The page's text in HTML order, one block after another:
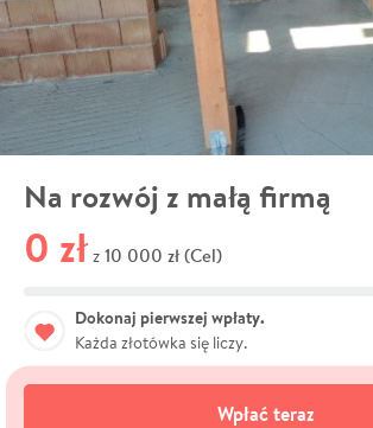
Na rozwój z małą firmą
0 zł z 10 000 zł (Cel)
Dokonaj pierwszej wpłaty.
Każda złotówka się liczy.
Wpłać teraz